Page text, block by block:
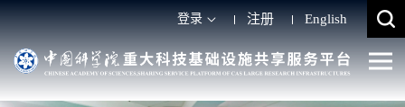
登录 注册 English